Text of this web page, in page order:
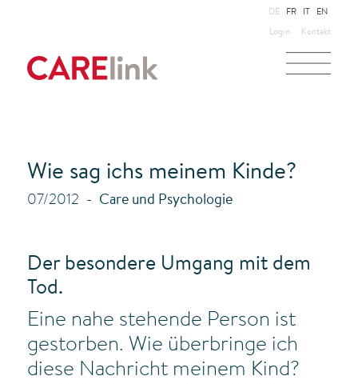
Login Kontakt
DE FR EN
Wie sag ichs meinem Kinde?
07/2012 Care und Psychologie
Der besondere Umgang mit dem
Tod.
Eine nahe stehende Person ist
gestorben. Wie überbringe ich
diese Nachricht meinem Kind?